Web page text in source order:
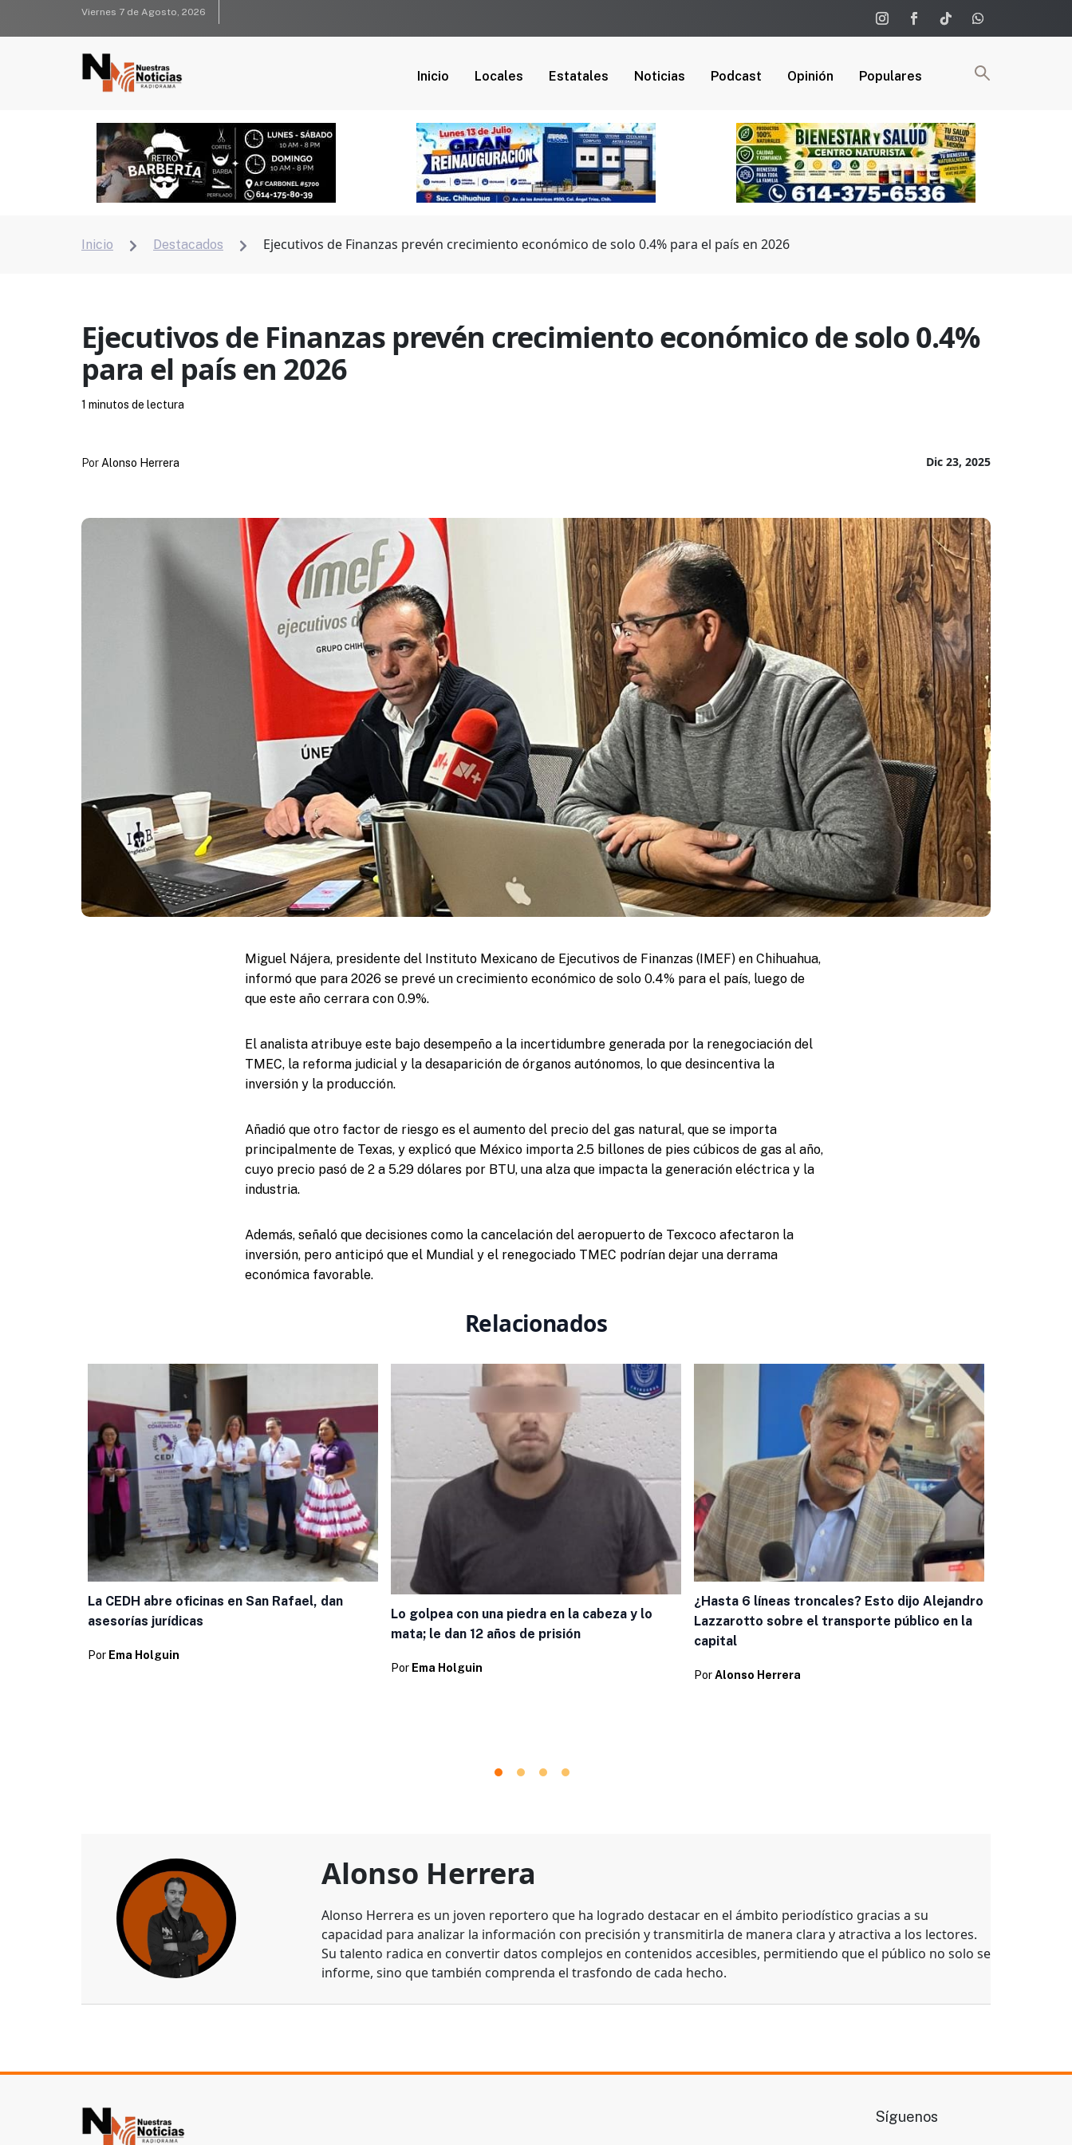
Viernes 7 de Agosto, 2026
Inicio Locales Estatales Noticias Podcast Opinión Populares
Inicio  Destacados  Ejecutivos de Finanzas prevén crecimiento económico de solo 0.4% para el país en 2026
Ejecutivos de Finanzas prevén crecimiento económico de solo 0.4%
para el país en 2026
Dic 23, 2025
Por Alonso Herrera
1 minutos de lectura
Miguel Nájera, presidente del Instituto Mexicano de Ejecutivos de Finanzas (IMEF) en Chihuahua,
informó que para 2026 se prevé un crecimiento económico de solo 0.4% para el país, luego de
que este año cerrara con 0.9%.
El analista atribuye este bajo desempeño a la incertidumbre generada por la renegociación del
TMEC, la reforma judicial y la desaparición de órganos autónomos, lo que desincentiva la
inversión y la producción.
Añadió que otro factor de riesgo es el aumento del precio del gas natural, que se importa
principalmente de Texas, y explicó que México importa 2.5 billones de pies cúbicos de gas al año,
cuyo precio pasó de 2 a 5.29 dólares por BTU, una alza que impacta la generación eléctrica y la
industria.
Además, señaló que decisiones como la cancelación del aeropuerto de Texcoco afectaron la
inversión, pero anticipó que el Mundial y el renegociado TMEC podrían dejar una derrama
económica favorable.
Relacionados
La CEDH abre oficinas en San Rafael, dan
asesorías jurídicas
Por Ema Holguin
Lo golpea con una piedra en la cabeza y lo
mata; le dan 12 años de prisión
Por Ema Holguin
¿Hasta 6 líneas troncales? Esto dijo Alejandro
Lazzarotto sobre el transporte público en la
capital
PorAlonso Herrera
Alonso Herrera
Alonso Herrera es un joven reportero que ha logrado destacar en el ámbito periodístico gracias a su
capacidad para analizar la información con precisión y transmitirla de manera clara y atractiva a los lectores.
Su talento radica en convertir datos complejos en contenidos accesibles, permitiendo que el público no solo se
informe, sino que también comprenda el trasfondo de cada hecho.
Síguenos